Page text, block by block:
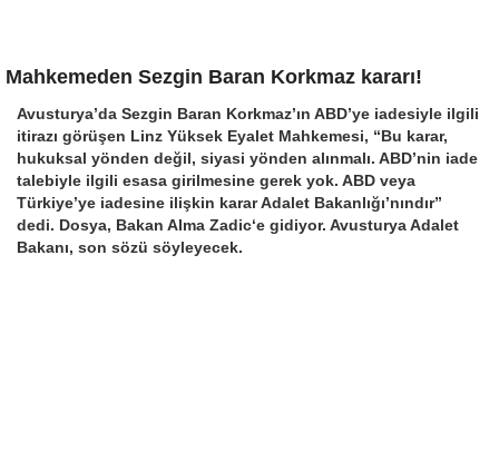
Mahkemeden Sezgin Baran Korkmaz kararı!
Avusturya’da Sezgin Baran Korkmaz’ın ABD’ye iadesiyle ilgili
itirazı görüşen Linz Yüksek Eyalet Mahkemesi, “Bu karar,
hukuksal yönden değil, siyasi yönden alınmalı. ABD’nin iade
talebiyle ilgili esasa girilmesine gerek yok. ABD veya
Türkiye’ye iadesine ilişkin karar Adalet Bakanlığı’nındır”
dedi. Dosya, Bakan Alma Zadic‘e gidiyor. Avusturya Adalet
Bakanı, son sözü söyleyecek.